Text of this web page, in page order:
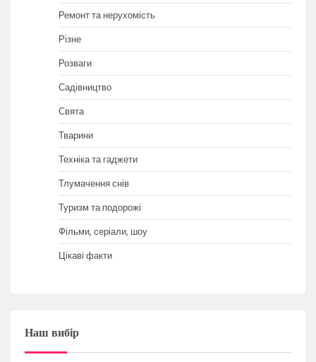
Ремонт та нерухомість
Різне
Розваги
Садівництво
Свята
Тварини
Техніка та гаджети
Тлумачення снів
Туризм та подорожі
Фільми, серіали, шоу
Цікаві факти
Наш вибір